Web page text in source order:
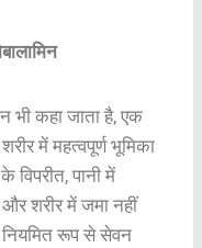
भी कहा जाता है, एक
में महत्वपूर्ण भूमिका
विपरीत, पानी में
शरीर में जमा नहीं
नियमित रूप से सेवन